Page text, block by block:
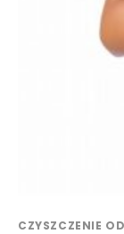
CZYSZCZENIE